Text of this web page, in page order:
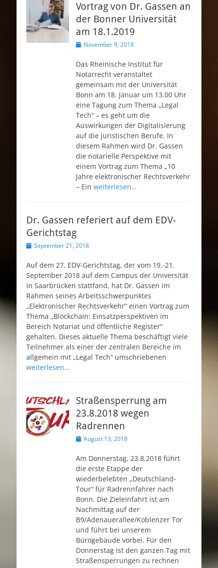
Vortrag von Dr. Gassen an
der Bonner Universität
am 18.1.2019
Veröffentlicht
November 9, 2018
Das Rheinische Institut für
Notarrecht veranstaltet
gemeinsam mit der Universität
Bonn am 18. Januar um 13.00 Uhr
eine Tagung zum Thema „Legal
Tech“ – es geht um die
Auswirkungen der Digitalisierung
auf die juristischen Berufe. In
diesem Rahmen wird Dr. Gassen
die notarielle Perspektive mit
einem Vortrag zum Thema „10
Jahre elektronischer Rechtsverkehr
– Ein weiterlesen…
Dr. Gassen referiert auf dem EDV-
Gerichtstag
Veröffentlicht
September 21, 2018
Auf dem 27. EDV-Gerichtstag, der vom 19.-21.
September 2018 auf dem Campus der Universität
in Saarbrücken stattfand, hat Dr. Gassen im
Rahmen seines Arbeitsschwerpunktes
„Elektronischer Rechtsverkehr“ einen Vortrag zum
Thema „Block­chain: Ein­satz­per­spek­ti­ven im
Bereich Notariat und öffentliche Register“
gehalten. Dieses aktuelle Thema beschäftigt viele
Teilnehmer als einer der zentralen Bereiche im
allgemein mit „Legal Tech“ umschriebenen
weiterlesen…
Straßensperrung am
23.8.2018 wegen
Radrennen
Veröffentlicht
August 13, 2018
Am Donnerstag, 23.8.2018 führt
die erste Etappe der
wiederbelebten „Deutschland-
Tour“ für Radrennfahrer nach
Bonn. Die Zieleinfahrt ist am
Nachmittag auf der
B9/Adenauerallee/Koblenzer Tor
und führt bei unserem
Bürogebäude vorbei. Für den
Donnerstag ist den ganzen Tag mit
Straßensperrungen zu rechnen